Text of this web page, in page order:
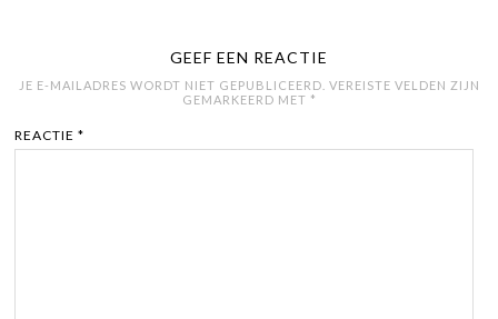
GEEF EEN REACTIE
JE E-MAILADRES WORDT NIET GEPUBLICEERD. VEREISTE VELDEN ZIJN
GEMARKEERD MET *
REACTIE*